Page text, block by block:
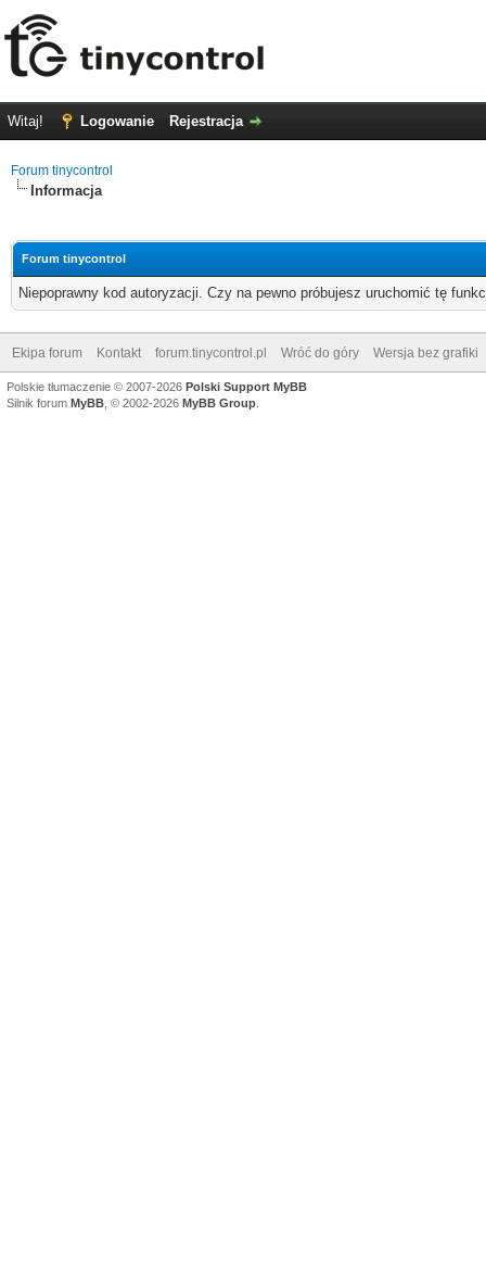
Witaj! Logowanie Rejestracja
Forum tinycontrol
Informacja
Forum tinycontrol
Niepoprawny kod autoryzacji. Czy na pewno próbujesz uruchomić tę
Ekipa forum Kontakt forum.tinycontrol.pl Wróć do góry Wersja bez grafiki
Polskie tłumaczenie © 2007-2026 Polski Support MyBB
Silnik forum MyBB , © 2002-2026 MyBB Group